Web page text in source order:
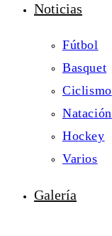
Noticias
Fútbol
Basquet
Ciclismo
Natación
Hockey
Varios
Galería